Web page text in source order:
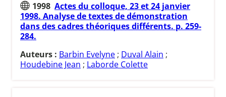
1998 Actes du colloque, 23 et 24 janvier
1998. Analyse de textes de démonstration
dans des cadres théoriques différents. p. 259-
284.
Auteurs : Barbin Evelyne ; Duval Alain ;
Houdebine Jean ; Laborde Colette